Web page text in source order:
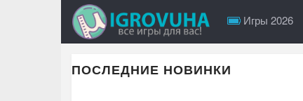
Игры 2026
ПОСЛЕДНИЕ НОВИНКИ